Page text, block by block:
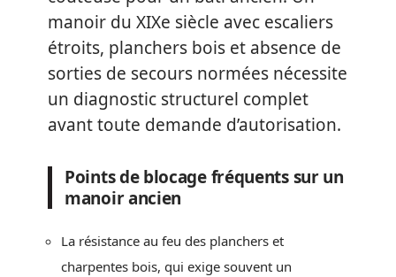
manoir du XIXe siècle avec escaliers
étroits, planchers bois et absence de
sorties de secours normées nécessite
un diagnostic structurel complet
avant toute demande d’autorisation.
Points de blocage fréquents sur un
manoir ancien
La résistance au feu des planchers et
charpentes bois, qui exige souvent un